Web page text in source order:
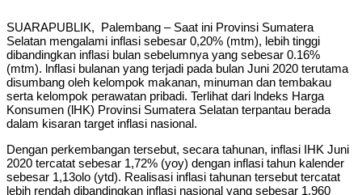
SUARAPUBLIK, Palembang – Saat ini Provinsi Sumatera
Selatan mengalami inflasi sebesar 0,20% (mtm), lebih tinggi
dibandingkan inflasi bulan sebelumnya yang sebesar 0.16%
(mtm). lnflasi bulanan yang terjadi pada bulan Juni 2020 terutama
disumbang oleh kelompok makanan, minuman dan tembakau
serta kelompok perawatan pribadi. Terlihat dari lndeks Harga
Konsumen (lHK) Provinsi Sumatera Selatan terpantau berada
dalam kisaran target inflasi nasional.
Dengan perkembangan tersebut, secara tahunan, inflasi IHK Juni
2020 tercatat sebesar 1,72% (yoy) dengan inflasi tahun kalender
sebesar 1,13olo (ytd). Realisasi inflasi tahunan tersebut tercatat
lebih rendah dibandingkan inflasi nasional yang sebesar 1,960